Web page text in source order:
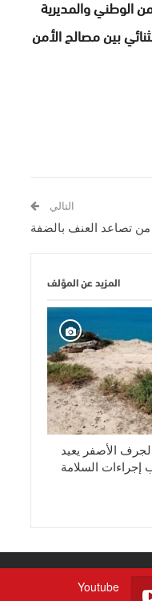
الوطني والمديرية
بين مصالح الأمن
التالي
من تصاعد العنف بالضفة
المزيد عن المؤلف
الأصفر يعيد
السلامة
Youtube